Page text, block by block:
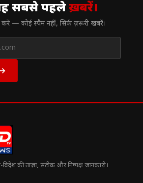
सबसे पहलेख़बरें।
करें — कोई स्पैम नहीं, सिर्फ ज़रूरी खबरें।
की ताज़ा, सटीक और निष्पक्ष जानकारी।